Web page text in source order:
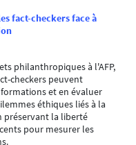
fact-checkers face à
philanthropiques à l'AFP,
checkers peuvent
et en évaluer
éthiques liés à la
la liberté
pour mesurer les